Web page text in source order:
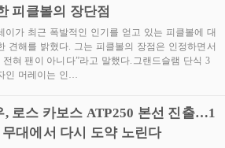
피클볼의 장단점
이가 최근 폭발적인 인기를 얻고 있는 피클볼에 대
견해를 밝혔다. 그는 피클볼의 장점은 인정하면서
전혀 팬이 아니다”라고 말했다.그랜드슬램 단식 3
인 머레이는 인…
, 로스 카보스 ATP250 본선 진출…1
대에서 다시 도약 노린다